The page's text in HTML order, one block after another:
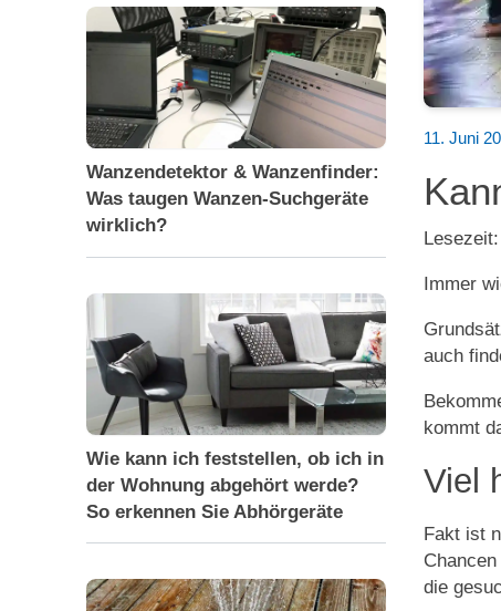
Wanzendetektor & Wanzenfinder:
Was taugen Wanzen-Suchgeräte
wirklich?
Wie kann ich feststellen, ob ich in
der Wohnung abgehört werde?
So erkennen Sie Abhörgeräte
11. Juni
Lesezeit:
Immer
auch
kommt
Viel
Fakt ist
die